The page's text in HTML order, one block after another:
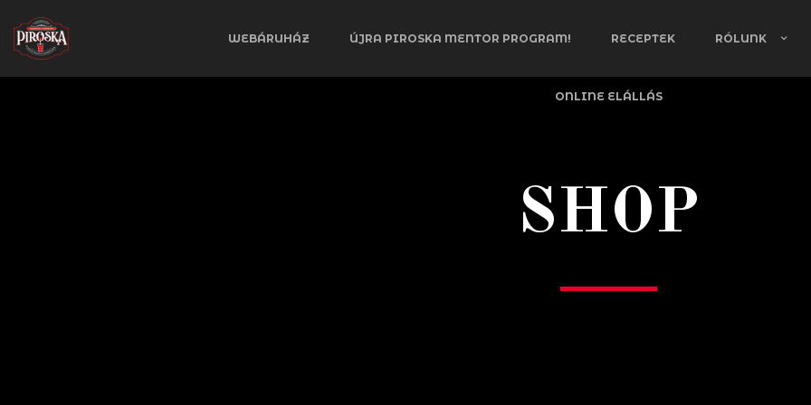
WEBÁRUHÁZ ÚJRA PIROSKA MENTOR PROGRAM! RECEPTEK RÓLUNK
ONLINE ELÁLLÁS
SHOP